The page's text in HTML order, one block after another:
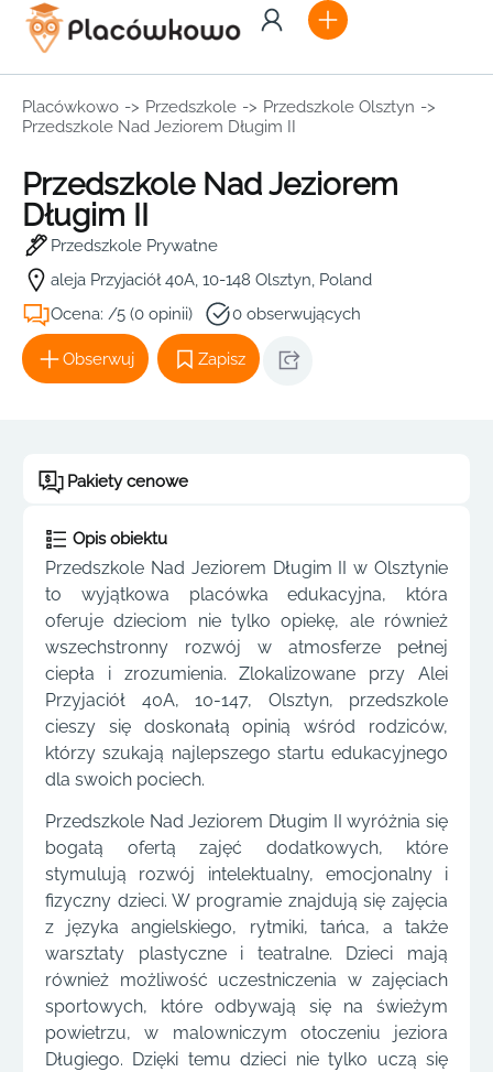
Placówkowo -> Przedszkole -> Przedszkole Olsztyn ->
Przedszkole Nad Jeziorem Długim II
Przedszkole Nad Jeziorem
Długim II
Przedszkole Prywatne
aleja Przyjaciół 40A, 10-148 Olsztyn, Poland
Ocena: /5 (0 opinii)
0 obserwujących
Obserwuj Zapisz
Pakiety cenowe
Opis obiektu
Przedszkole Nad Jeziorem Długim II w Olsztynie
to wyjątkowa placówka edukacyjna, która
oferuje dzieciom nie tylko opiekę, ale również
wszechstronny rozwój w atmosferze pełnej
ciepła i zrozumienia. Zlokalizowane przy Alei
Przyjaciół 40A, 10-147, Olsztyn, przedszkole
cieszy się doskonałą opinią wśród rodziców,
którzy szukają najlepszego startu edukacyjnego
dla swoich pociech.
Przedszkole Nad Jeziorem Długim II wyróżnia się
bogatą ofertą zajęć dodatkowych, które
stymulują rozwój intelektualny, emocjonalny i
fizyczny dzieci. W programie znajdują się zajęcia
z języka angielskiego, rytmiki, tańca, a także
warsztaty plastyczne i teatralne. Dzieci mają
również możliwość uczestniczenia w zajęciach
sportowych, które odbywają się na świeżym
powietrzu, w malowniczym otoczeniu jeziora
Długiego. Dzięki temu dzieci nie tylko uczą się